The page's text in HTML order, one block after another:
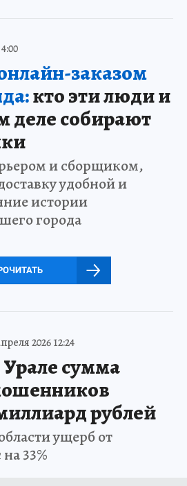
заказом
кто эти люди и
деле собирают
и сборщиком,
удобной и
истории
города
2026 12:24
сумма
рублей
ущерб от
33%